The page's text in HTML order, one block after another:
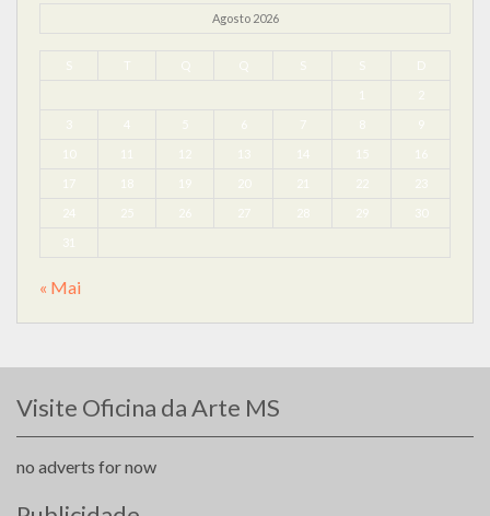
Agosto 2026
S T Q Q S S D
1
3 4 5 6 7 8 9
10 11 12 13 14 15 16
17 18 19 20 21 23
24 25 26 27 28 29 30
31
« Mai
Visite Oficina da Arte MS
no adverts for now